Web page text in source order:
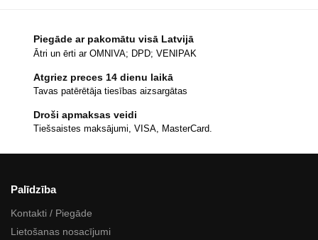
Piegāde ar pakomātu visā Latvijā
Ātri un ērti ar OMNIVA; DPD; VENIPAK
Atgriez preces 14 dienu laikā
Tavas patērētāja tiesības aizsargātas
Droši apmaksas veidi
Tiešsaistes maksājumi, VISA, MasterCard.
Palīdzība
Kontakti / Piegāde
Lietošanas nosacījumi